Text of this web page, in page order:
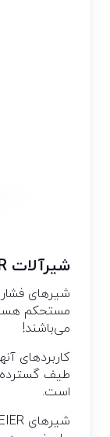
شیرآلات RICKMEIER
مستحکم
می‌باشند!
کاربردهای
طیف
است.